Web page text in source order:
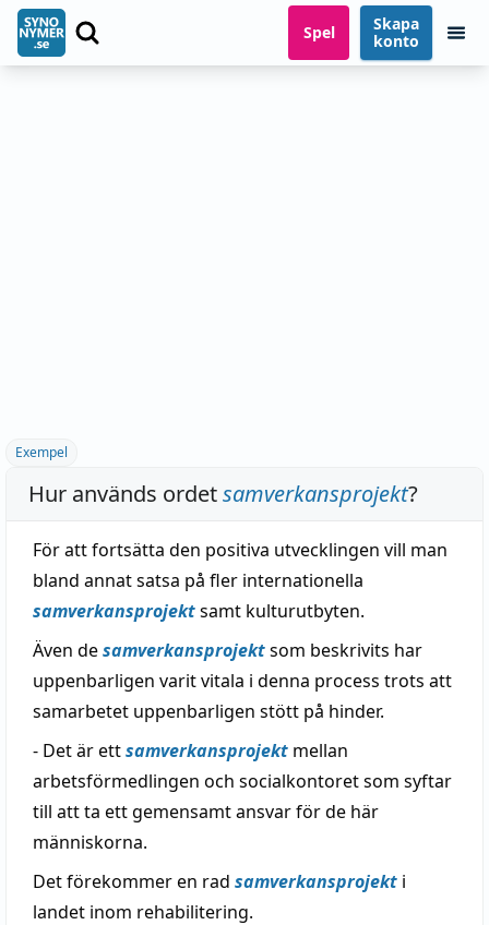
Spel
Skapa
konto
Exempel
Hur används ordetsamverkansprojekt?
För att fortsätta den positiva utvecklingen vill man
bland annat satsa på fler internationella
samverkansprojektsamt kulturutbyten.
Även desamverkansprojektsom beskrivits har
uppenbarligen varit vitala i denna process trots att
samarbetet uppenbarligen stött på hinder.
- Det är ettsamverkansprojekt mellan
arbetsförmedlingen och socialkontoret som syftar
till att ta ett gemensamt ansvar för de här
människorna.
Det förekommer en rad samverkansprojekt i
landet inom rehabilitering.